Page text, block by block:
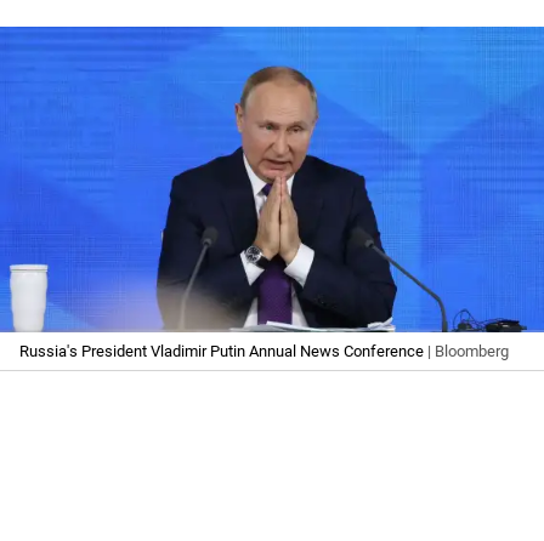
Russia's President Vladimir Putin Annual News Conference | Bloomberg